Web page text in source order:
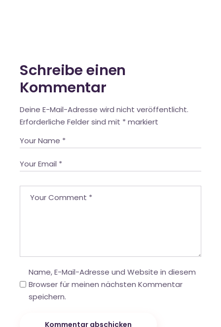
Schreibe einen
Kommentar
Deine E-Mail-Adresse wird nicht veröffentlicht.
Erforderliche Felder sind mit * markiert
Name, E-Mail-Adresse und Website in diesem
Browser für meinen nächsten Kommentar
speichern.
Kommentar abschicken